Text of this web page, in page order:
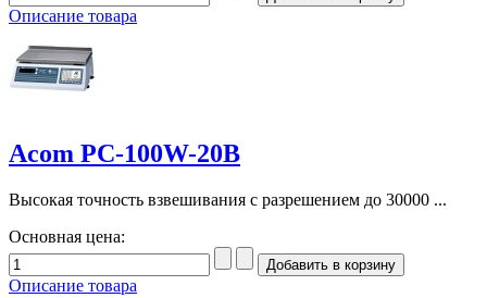
Описание товара
Acom PC-100W-20B
Высокая точность взвешивания с разрешением до 30000 ...
Основная цена:
Описание товара